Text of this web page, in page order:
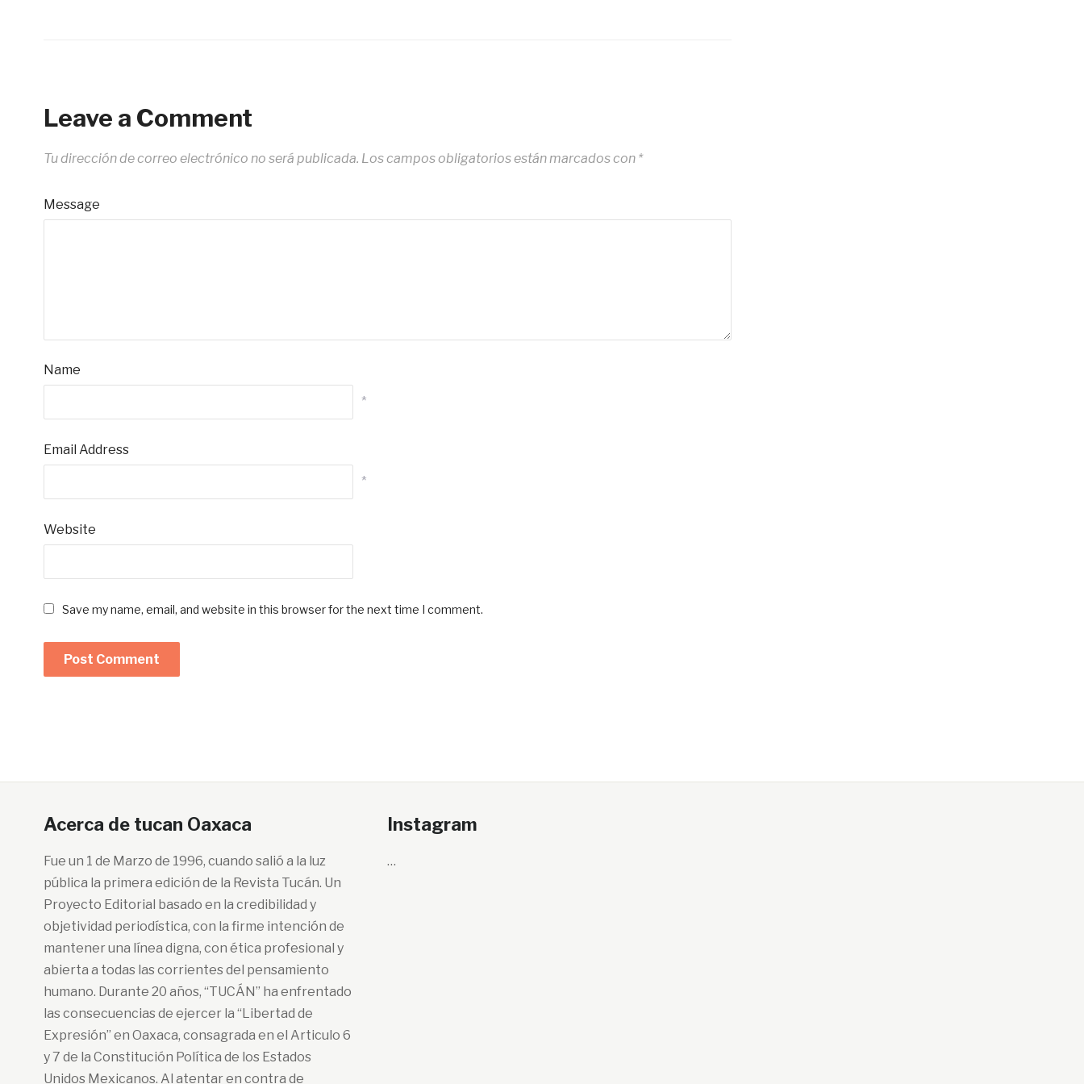
Leave a Comment
Tu dirección de correo electrónico no será publicada. Los campos obligatorios están marcados con *
Message
Name
*
Email Address
*
Website
Save my name, email, and website in this browser for the next time I comment.
Acerca de tucan Oaxaca
Fue un 1 de Marzo de 1996, cuando salió a la luz
pública la primera edición de la Revista Tucán. Un
Proyecto Editorial basado en la credibilidad y
objetividad periodística, con la firme intención de
mantener una línea digna, con ética profesional y
abierta a todas las corrientes del pensamiento
humano. Durante 20 años, “TUCÁN” ha enfrentado
las consecuencias de ejercer la “Libertad de
Expresión” en Oaxaca, consagrada en el Articulo 6
y 7 de la Constitución Política de los Estados
Unidos Mexicanos. Al atentar en contra de
Instagram
…